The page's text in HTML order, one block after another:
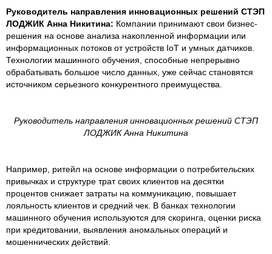
Руководитель направления инновационных решений СТЭП
ЛОДЖИК Анна Никитина: Компании принимают свои бизнес-
решения на основе анализа накопленной информации или
информационных потоков от устройств IoT и умных датчиков.
Технологии машинного обучения, способные непрерывно
обрабатывать большое число данных, уже сейчас становятся
источником серьезного конкурентного преимущества.
Руководитель направления инновационных решений СТЭП
ЛОДЖИК Анна Никитина
Например, ритейл на основе информации о потребительских
привычках и структуре трат своих клиентов на десятки
процентов снижает затраты на коммуникацию, повышает
лояльность клиентов и средний чек. В банках технологии
машинного обучения используются для скоринга, оценки риска
при кредитовании, выявления аномальных операций и
мошеннических действий.